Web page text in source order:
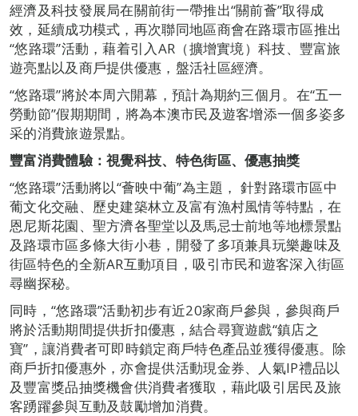
經濟及科技發展局在關前街一帶推出“關前薈”取得成
效，延續成功模式，再次聯同地區商會在路環市區推出
“悠路環”活動，藉着引入AR（擴增實境）科技、豐富旅
遊亮點以及商戶提供優惠，盤活社區經濟。
“悠路環”將於本周六開幕，預計為期約三個月。在“五一
勞動節”假期期間，將為本澳市民及遊客增添一個多姿多
采的消費旅遊景點。
豐富消費體驗：視覺科技、特色街區、優惠抽獎
“悠路環”活動將以“薈映中葡”為主題， 針對路環市區中
葡文化交融、歷史建築林立及富有漁村風情等特點，在
恩尼斯花園、聖方濟各聖堂以及馬忌士前地等地標景點
及路環市區多條大街小巷，開發了多項兼具玩樂趣味及
街區特色的全新AR互動項目，吸引市民和遊客深入街區
尋幽探秘。
同時，“悠路環”活動初步有近20家商戶參與，參與商戶
將於活動期間提供折扣優惠，結合尋寶遊戲“鎮店之
寶”，讓消費者可即時鎖定商戶特色產品並獲得優惠。除
商戶折扣優惠外，亦會提供活動現金券、人氣IP禮品以
及豐富獎品抽獎機會供消費者獲取，藉此吸引居民及旅
客踴躍參與互動及鼓勵增加消費。